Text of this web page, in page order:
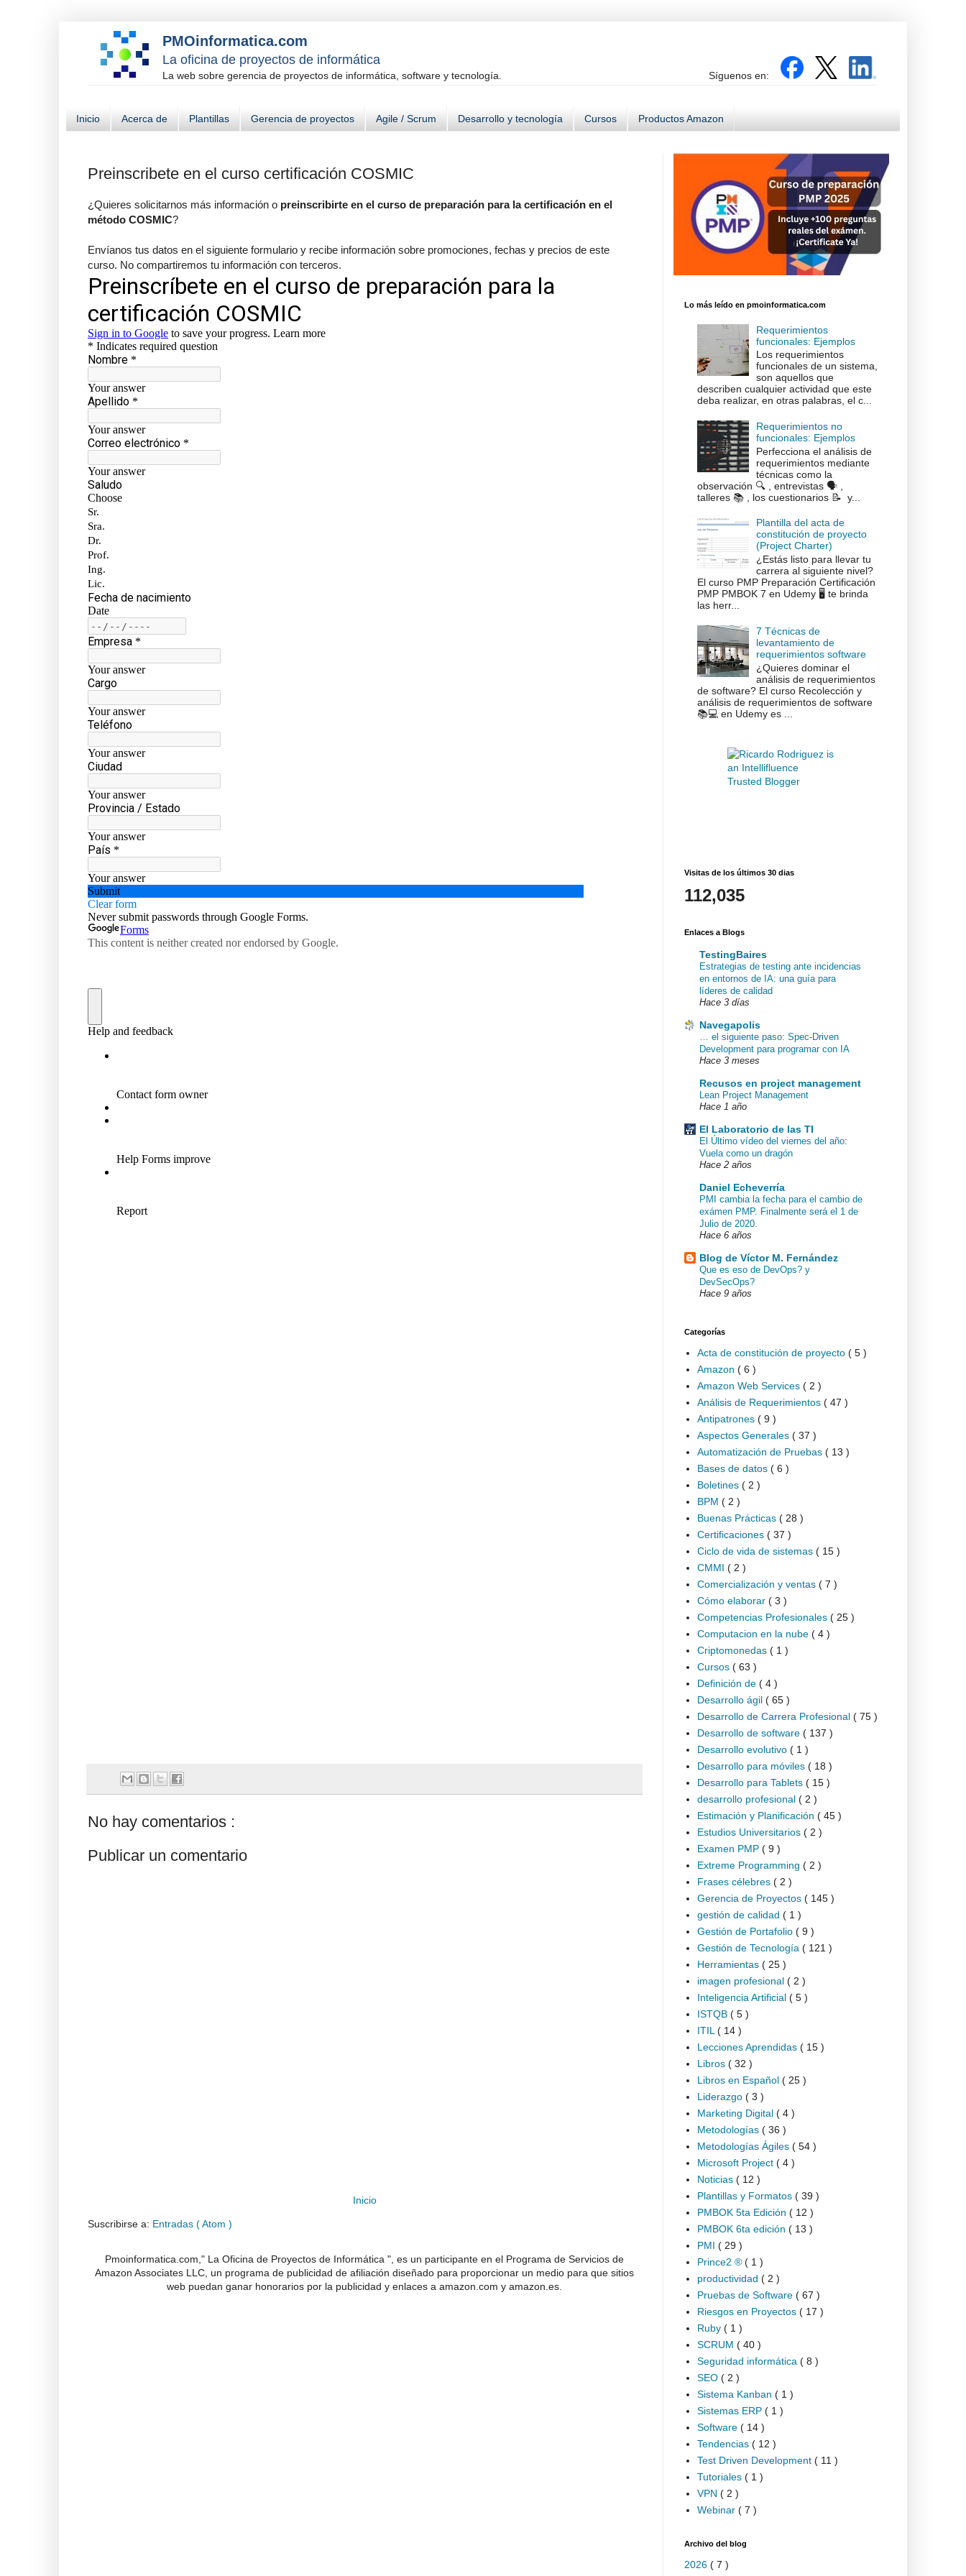
PMOinformatica.com
La oficina de proyectos de informática
La web sobre gerencia de proyectos de informática, software y tecnología. Síguenos en:
Inicio Acerca de Plantillas Gerencia de proyectos Agile / Scrum Desarrollo y tecnología Cursos Productos Amazon
Preinscribete en el curso certificación COSMIC
¿Quieres solicitarnos más información o preinscribirte en el curso de preparación para la certificación en el
método COSMIC?
Envíanos tus datos en el siguiente formulario y recibe información sobre promociones, fechas y precios de este
curso. No compartiremos tu información con terceros.
No hay comentarios :
Publicar un comentario
Inicio
Suscribirse a: Entradas ( Atom )
Pmoinformatica.com," La Oficina de Proyectos de Informática ", es un participante en el Programa de Servicios de
Amazon Associates LLC, un programa de publicidad de afiliación diseñado para proporcionar un medio para que sitios
web puedan ganar honorarios por la publicidad y enlaces a amazon.com y amazon.es.
Lo más leído en pmoinformatica.com
Requerimientos
funcionales: Ejemplos
Los requerimientos
funcionales de un sistema,
son aquellos que
describen cualquier actividad que este
deba realizar, en otras palabras, el c...
Requerimientos no
funcionales: Ejemplos
Perfecciona el análisis de
requerimientos mediante
técnicas como la
observación 🔍 , entrevistas 🗣️ ,
talleres 📚 , los cuestionarios 📝 y...
Plantilla del acta de
constitución de proyecto
(Project Charter)
¿Estás listo para llevar tu
carrera al siguiente nivel?
El curso PMP Preparación Certificación
PMP PMBOK 7 en Udemy 🖥️ te brinda
las herr...
7 Técnicas de
levantamiento de
requerimientos software
¿Quieres dominar el
análisis de requerimientos
de software? El curso Recolección y
análisis de requerimientos de software
📚💻 en Udemy es ...
Visitas de los últimos 30 dias
112,035
Enlaces a Blogs
TestingBaires
Estrategias de testing ante incidencias
en entornos de IA: una guía para
líderes de calidad
Hace 3 días
Navegapolis
… el siguiente paso: Spec-Driven
Development para programar con IA
Hace 3 meses
Recusos en project management
Lean Project Management
Hace 1 año
El Laboratorio de las TI
El Último vídeo del viernes del año:
Vuela como un dragón
Hace 2 años
Daniel Echeverría
PMI cambia la fecha para el cambio de
exámen PMP. Finalmente será el 1 de
Julio de 2020.
Hace 6 años
Blog de Víctor M. Fernández
Que es eso de DevOps? y
DevSecOps?
Hace 9 años
Categorías
Acta de constitución de proyecto ( 5 )
Amazon ( 6 )
Amazon Web Services ( 2 )
Análisis de Requerimientos ( 47 )
Antipatrones ( 9 )
Aspectos Generales ( 37 )
Automatización de Pruebas ( 13 )
Bases de datos ( 6 )
Boletines ( 2 )
BPM ( 2 )
Buenas Prácticas ( 28 )
Certificaciones ( 37 )
Ciclo de vida de sistemas ( 15 )
CMMI ( 2 )
Comercialización y ventas ( 7 )
Cómo elaborar ( 3 )
Competencias Profesionales ( 25 )
Computacion en la nube ( 4 )
Criptomonedas ( 1 )
Cursos ( 63 )
Definición de ( 4 )
Desarrollo ágil ( 65 )
Desarrollo de Carrera Profesional ( 75 )
Desarrollo de software ( 137 )
Desarrollo evolutivo ( 1 )
Desarrollo para móviles ( 18 )
Desarrollo para Tablets ( 15 )
desarrollo profesional ( 2 )
Estimación y Planificación ( 45 )
Estudios Universitarios ( 2 )
Examen PMP ( 9 )
Extreme Programming ( 2 )
Frases célebres ( 2 )
Gerencia de Proyectos ( 145 )
gestión de calidad ( 1 )
Gestión de Portafolio ( 9 )
Gestión de Tecnología ( 121 )
Herramientas ( 25 )
imagen profesional ( 2 )
Inteligencia Artificial ( 5 )
ISTQB ( 5 )
ITIL ( 14 )
Lecciones Aprendidas ( 15 )
Libros ( 32 )
Libros en Español ( 25 )
Liderazgo ( 3 )
Marketing Digital ( 4 )
Metodologías ( 36 )
Metodologías Ágiles ( 54 )
Microsoft Project ( 4 )
Noticias ( 12 )
Plantillas y Formatos ( 39 )
PMBOK 5ta Edición ( 12 )
PMBOK 6ta edición ( 13 )
PMI ( 29 )
Prince2 ® ( 1 )
productividad ( 2 )
Pruebas de Software ( 67 )
Riesgos en Proyectos ( 17 )
Ruby ( 1 )
SCRUM ( 40 )
Seguridad informática ( 8 )
SEO ( 2 )
Sistema Kanban ( 1 )
Sistemas ERP ( 1 )
Software ( 14 )
Tendencias ( 12 )
Test Driven Development ( 11 )
Tutoriales ( 1 )
VPN ( 2 )
Webinar ( 7 )
Archivo del blog
2026 ( 7 )